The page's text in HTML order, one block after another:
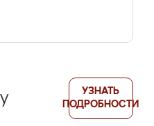
УЗНАТЬ
ПОДРОБНОСТИ